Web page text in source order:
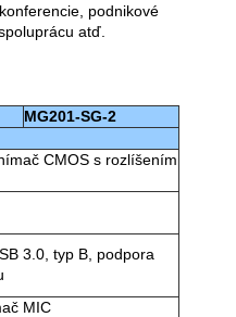
podnikové
atď.
MG201-SG-2
CMOS s rozlíšením
3.0, typ B, podpora
MIC